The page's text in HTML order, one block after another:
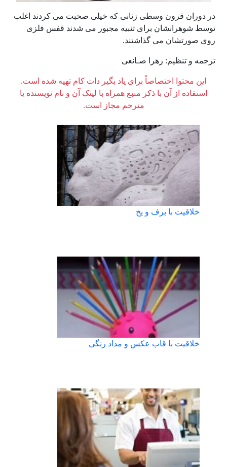
در دوران قرون وسطی زنانی که خیلی صحبت می کردند اغلب
توسط شوهرانشان برای تنبیه مجبور می شدند قفس فلزی
روی صورتشان می گذاشتند.
ترجمه و تنظیم: زهرا صـانعی
این محتوا اختصاصاً برای یاد بگیر دات کام تهیه شده است.
استفاده از آن با ذکر منبع همراه با لینک آن و نام نویسنده یا
مترجم مجاز است.
خلاقیت با برف و یخ
خلاقیت با قاب عکس و مداد رنگی